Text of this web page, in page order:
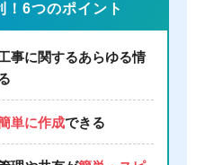
！6つのポイント
事に関するあらゆる情
単に作成できる